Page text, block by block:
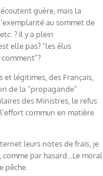
guère, mais la
au sommet de
? Il y a plein
elle pas? "les élus
légitimes, des Français,
de la "propagande"
des Ministres, le refus
commun en matière
leurs notes de frais, je
comme par hasard…Le moral
pêche.